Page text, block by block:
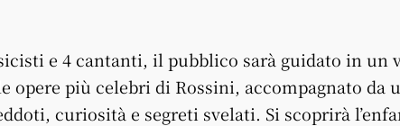
e 4 cantanti, il pubblico sarà guidato in un
opere più celebri di Rossini, accompagnato da
curiosità e segreti svelati. Si scoprirà